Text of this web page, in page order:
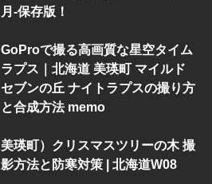
月-保存版！
GoProで撮る高画質な星空タイム
ラプス｜北海道 美瑛町 マイルド
セブンの丘 ナイトラプスの撮り方
と合成方法 memo
美瑛町）クリスマスツリーの木 撮
影方法と防寒対策 | 北海道W08